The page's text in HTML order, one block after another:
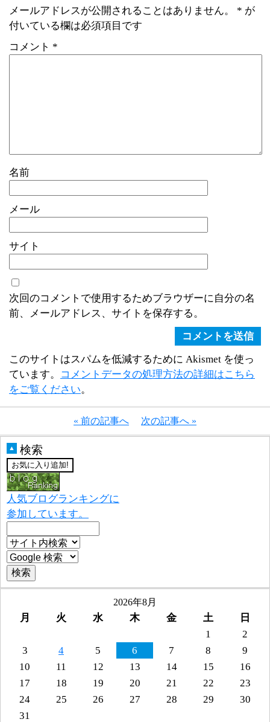
メールアドレスが公開されることはありません。 * が
付いている欄は必須項目です
コメント *
名前
メール
サイト
次回のコメントで使用するためブラウザーに自分の名
前、メールアドレス、サイトを保存する。
このサイトはスパムを低減するために Akismet を使っ
ています。
コメントデータの処理方法の詳細はこちら
をご覧ください。
« 前の記事へ 次の記事へ »
▲ 検索
人気ブログランキングに
参加しています。
2026年8月
月 火 水 木 金 土
日
1
2
3
4 5 6 7 8
9
10
11 12 13 14 15
16
17
18 19 20 21 22
23
24
25 26 27 28 29
30
31